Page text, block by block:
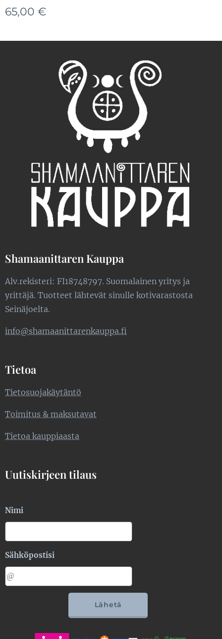
65,00 €
Shamaanittaren Kauppa
Alv.rekisteri: FI18748797. Suomalainen yritys ja
yrittäjä. Tuotteet lähtevät sinulle kotivarastosta
Seinäjoelta.
info@shamaanittarenkauppa.fi
Tietoa
Tietosuojakäytäntö
Toimitus & maksutavat
Tietoa kauppiaasta
Uutiskirjeen tilaus
Nimi
Sähköpostisi
Lähetä